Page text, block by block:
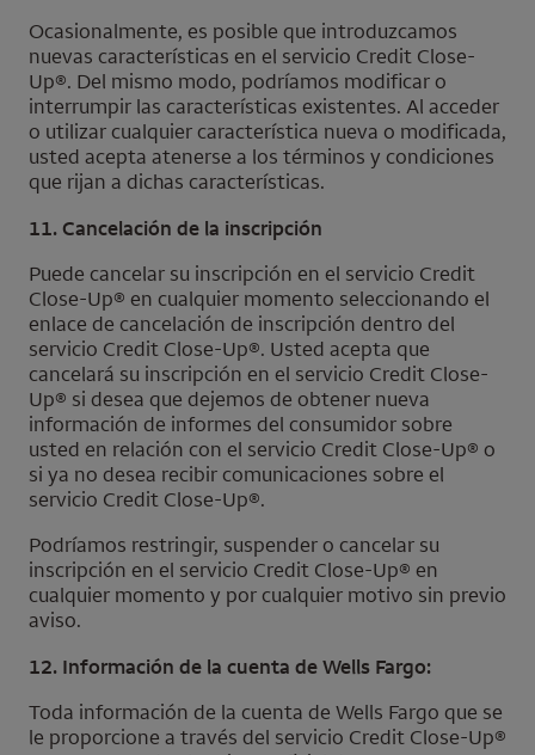
Ocasionalmente, es posible que introduzcamos
nuevas características en el servicio Credit Close-
Up®. Del mismo modo, podríamos modificar o
interrumpir las características existentes. Al acceder
o utilizar cualquier característica nueva o modificada,
usted acepta atenerse a los términos y condiciones
que rijan a dichas características.
11. Cancelación de la inscripción
Puede cancelar su inscripción en el servicio Credit
Close-Up® en cualquier momento seleccionando el
enlace de cancelación de inscripción dentro del
servicio Credit Close-Up®. Usted acepta que
cancelará su inscripción en el servicio Credit Close-
Up® si desea que dejemos de obtener nueva
información de informes del consumidor sobre
usted en relación con el servicio Credit Close-Up® o
si ya no desea recibir comunicaciones sobre el
servicio Credit Close-Up®.
Podríamos restringir, suspender o cancelar su
inscripción en el servicio Credit Close-Up® en
cualquier momento y por cualquier motivo sin previo
aviso.
12. Información de la cuenta deWells Fargo:
Toda información de la cuenta de Wells Fargo que se
le proporcione a través del servicio Credit Close-Up®